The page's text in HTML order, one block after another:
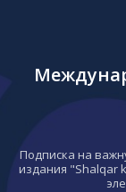
Подписка на
издания "Shalqar